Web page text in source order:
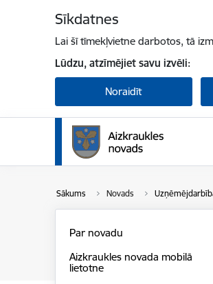
Sīkdatnes
Lai šī tīmekļvietne darbotos, tā
Lūdzu, atzīmējiet savu izvēli:
Noraidīt
Sākums Novads
Par novadu
Aizkraukles novada mobilā
lietotne